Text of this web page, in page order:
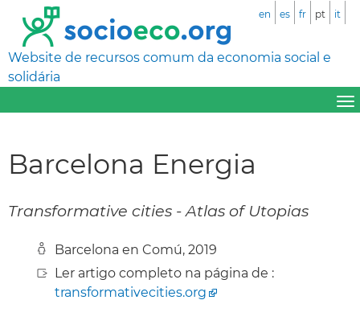
Website de recursos comum da economia social e
solidária
en es fr pt it
Barcelona Energia
Transformative cities - Atlas of Utopias
Barcelona en Comú, 2019
Ler artigo completo na página de :
transformativecities.org